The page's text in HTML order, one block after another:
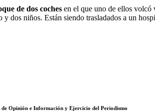
de dos coches en el que uno de ellos volcó
niños. Están siendo trasladados a un
de Opinión e Información y Ejercicio del Periodismo